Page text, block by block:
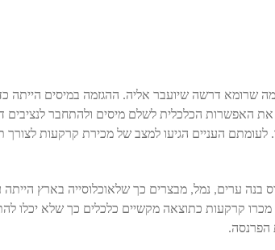
שרומא דרשה שיועבר אליה. ההגזמה במיסים הייתה
האפשרות הכלכלית לשלם מיסים ולהתחבר לנציבים
העניים הגיעו למצב של מכירת קרקעות לצורך
בנה ערים, נמל, מבצרים כך שלאוכלוסייה בארץ
קרקעות כתוצאה מקשיים כלכלים כך שלא יכלו
הפרנסה.